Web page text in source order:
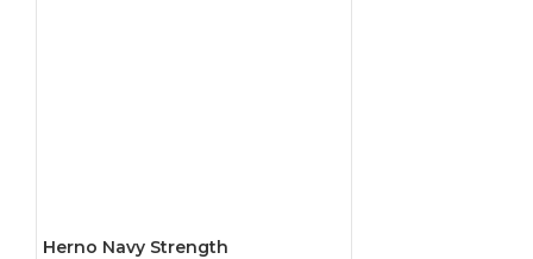
Herno Navy Strength